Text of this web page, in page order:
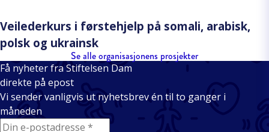
Veilederkurs i førstehjelp på somali, arabisk,
polsk og ukrainsk
Se alle organisasjonens prosjekter
Få nyheter fra Stiftelsen Dam
direkte på epost
Vi sender vanligvis ut nyhetsbrev én til to ganger i
måneden
E-mail